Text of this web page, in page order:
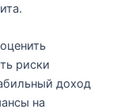
риски
доход
на